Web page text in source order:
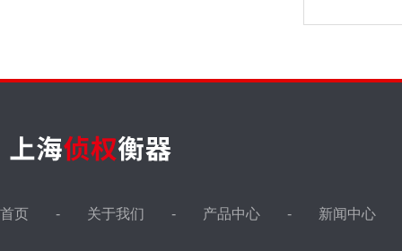
首页 关于我们 产品中心 新闻中心